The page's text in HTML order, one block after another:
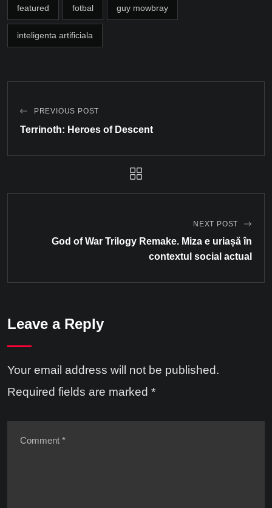
featured fotbal guy mowbray
inteligenta artificiala
PREVIOUS POST
Terrinoth: Heroes of Descent
NEXT POST
God of War Trilogy Remake. Miza e uriașă în
contextul social actual
Leave a Reply
Your email address will not be published.
Required fields are marked *